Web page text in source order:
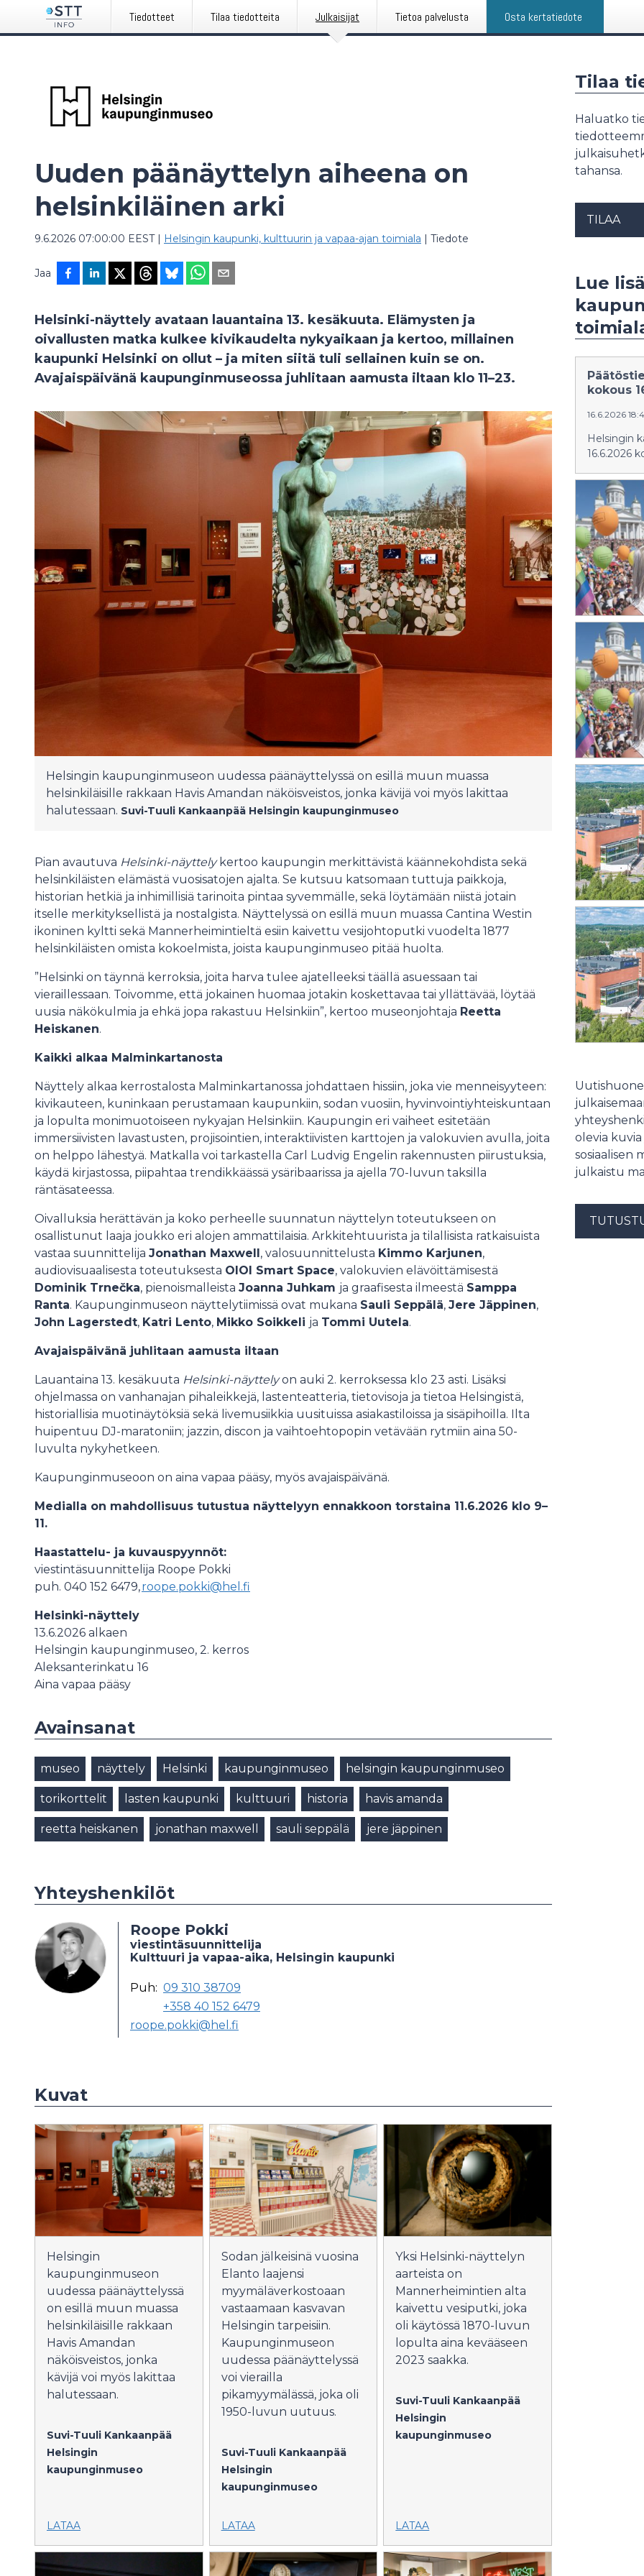
Tiedotteet Tilaa tiedotteita Julkaisijat Tietoa palvelusta Osta kertatiedote
Uuden päänäyttelyn aiheena on
helsinkiläinen arki
9.6.2026 07:00:00 EEST| Helsingin kaupunki, kulttuurin ja vapaa-ajan toimiala | Tiedote
Jaa
Helsinki-näyttely avataan lauantaina 13. kesäkuuta. Elämysten ja
oivallusten matka kulkee kivikaudelta nykyaikaan ja kertoo, millainen
kaupunki Helsinki on ollut – ja miten siitä tuli sellainen kuin se on.
Avajaispäivänä kaupunginmuseossa juhlitaan aamusta iltaan klo 11–23.
Helsingin kaupunginmuseon uudessa päänäyttelyssä on esillä muun muassa
helsinkiläisille rakkaan Havis Amandan näköisveistos, jonka kävijä voi myös lakittaa
halutessaan. Suvi-Tuuli Kankaanpää Helsingin kaupunginmuseo
Pian avautuva Helsinki-näyttely kertoo kaupungin merkittävistä käännekohdista sekä
helsinkiläisten elämästä vuosisatojen ajalta. Se kutsuu katsomaan tuttuja paikkoja,
historian hetkiä ja inhimillisiä tarinoita pintaa syvemmälle, sekä löytämään niistä jotain
itselle merkityksellistä ja nostalgista. Näyttelyssä on esillä muun muassa Cantina Westin
ikoninen kyltti sekä Mannerheimintieltä esiin kaivettu vesijohtoputki vuodelta 1877
helsinkiläisten omista kokoelmista, joista kaupunginmuseo pitää huolta.
”Helsinki on täynnä kerroksia, joita harva tulee ajatelleeksi täällä asuessaan tai
vieraillessaan. Toivomme, että jokainen huomaa jotakin koskettavaa tai yllättävää, löytää
uusia näkökulmia ja ehkä jopa rakastuu Helsinkiin”, kertoo museonjohtaja Reetta
Heiskanen.
Kaikki alkaa Malminkartanosta
Näyttely alkaa kerrostalosta Malminkartanossa johdattaen hissiin, joka vie menneisyyteen:
kivikauteen, kuninkaan perustamaan kaupunkiin, sodan vuosiin, hyvinvointiyhteiskuntaan
ja lopulta monimuotoiseen nykyajan Helsinkiin. Kaupungin eri vaiheet esitetään
immersiivisten lavastusten, projisointien, interaktiivisten karttojen ja valokuvien avulla, joita
on helppo lähestyä. Matkalla voi tarkastella Carl Ludvig Engelin rakennusten piirustuksia,
käydä kirjastossa, piipahtaa trendikkäässä ysäribaarissa ja ajella 70-luvun taksilla
räntäsateessa.
Oivalluksia herättävän ja koko perheelle suunnatun näyttelyn toteutukseen on
osallistunut laaja joukko eri alojen ammattilaisia. Arkkitehtuurista ja tilallisista ratkaisuista
vastaa suunnittelija Jonathan Maxwell, valosuunnittelusta Kimmo Karjunen,
audiovisuaalisesta toteutuksesta OIOI Smart Space, valokuvien elävöittämisestä
Dominik Trnečka, pienoismalleista Joanna Juhkam ja graafisesta ilmeestä Samppa
Ranta. Kaupunginmuseon näyttelytiimissä ovat mukana Sauli Seppälä, Jere Jäppinen,
John Lagerstedt, Katri Lento, Mikko Soikkeli ja Tommi Uutela.
Avajaispäivänä juhlitaan aamusta iltaan
Lauantaina 13. kesäkuuta Helsinki-näyttelyon auki 2. kerroksessa klo 23 asti. Lisäksi
ohjelmassa on vanhanajan pihaleikkejä, lastenteatteria, tietovisoja ja tietoa Helsingistä,
historiallisia muotinäytöksiä sekä livemusiikkia uusituissa asiakastiloissa ja sisäpihoilla. Ilta
huipentuu DJ-maratoniin; jazzin, discon ja vaihtoehtopopin vetävään rytmiin aina 50-
luvulta nykyhetkeen.
Kaupunginmuseoon on aina vapaa pääsy, myös avajaispäivänä.
Medialla on mahdollisuus tutustua näyttelyyn ennakkoon torstaina 11.6.2026 klo 9–
11.
Haastattelu- ja kuvauspyynnöt:
viestintäsuunnittelija Roope Pokki
puh. 040 152 6479,roope.pokki@hel.fi
Helsinki-näyttely
13.6.2026 alkaen
Helsingin kaupunginmuseo, 2. kerros
Aleksanterinkatu 16
Aina vapaa pääsy
Avainsanat
museo näyttely Helsinki kaupunginmuseo helsingin kaupunginmuseo
torikorttelit lasten kaupunki kulttuuri historia havis amanda
reetta heiskanen jonathan maxwell sauli seppälä jere jäppinen
Yhteyshenkilöt
Roope Pokki
viestintäsuunnittelija
Kulttuuri ja vapaa-aika, Helsingin kaupunki
Puh: 09 310 38709
+358 40 152 6479
roope.pokki@hel.fi
Kuvat
Helsingin
kaupunginmuseon
uudessa päänäyttelyssä
on esillä muun muassa
helsinkiläisille rakkaan
Havis Amandan
näköisveistos, jonka
kävijä voi myös lakittaa
halutessaan.
Suvi-Tuuli Kankaanpää
Helsingin
kaupunginmuseo
LATAA
Sodan jälkeisinä vuosina
Elanto laajensi
myymäläverkostoaan
vastaamaan kasvavan
Helsingin tarpeisiin.
Kaupunginmuseon
uudessa päänäyttelyssä
voi vierailla
pikamyymälässä, joka oli
1950-luvun uutuus.
Suvi-Tuuli Kankaanpää
Helsingin
kaupunginmuseo
LATAA
Yksi Helsinki-näyttelyn
aarteista on
Mannerheimintien alta
kaivettu vesiputki, joka
oli käytössä 1870-luvun
lopulta aina kevääseen
2023 saakka.
Suvi-Tuuli Kankaanpää
Helsingin
kaupunginmuseo
LATAA
Tilaa
Haluatko
tahansa.
TILAA
Lue
kokous
16.6.2026
Helsingin
16.6.2026
olevia
sosiaalisen
julkaistu